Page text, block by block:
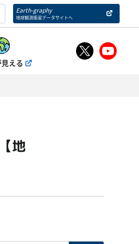
Earth-graphy
地球観測衛星データサイトへ
える
地